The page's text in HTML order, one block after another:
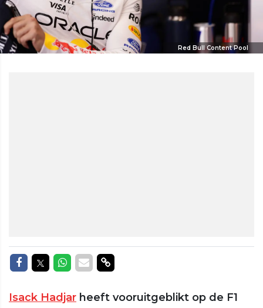
Red Bull Content Pool
Delen op Facebook
Delen op Twitter
Delen op Whatsapp
Delen via Mail
Delen via link
Isack Hadjar heeft vooruitgeblikt op de F1